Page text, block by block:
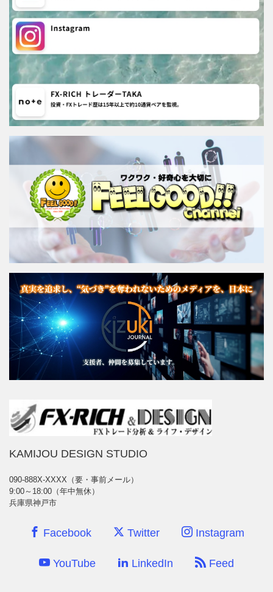
KAMIJOU DESIGN STUDIO
090-888X-XXXX（要・事前メール）
9:00～18:00（年中無休）
兵庫県神戸市
Facebook Twitter Instagram
YouTube LinkedIn Feed